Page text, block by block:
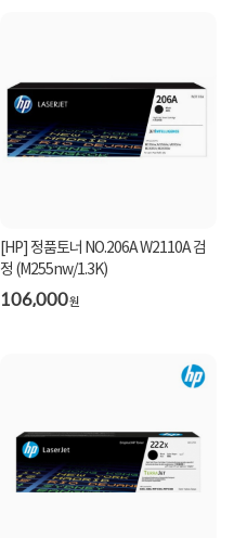
[HP] 정품토너 NO.206A W2110A 검
정 (M255nw/1.3K)
106,000원